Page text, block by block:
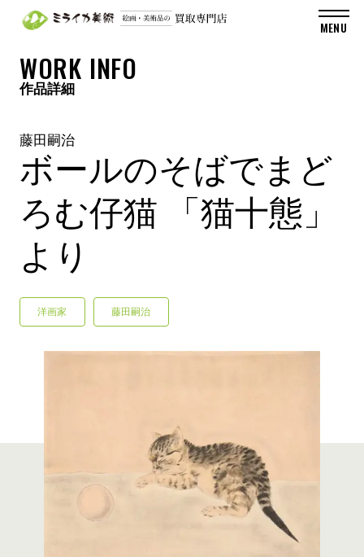
WORK INFO
作品詳細
藤田嗣治
ボールのそばでまど
ろむ仔猫 「猫十態」
より
洋画家 藤田嗣治